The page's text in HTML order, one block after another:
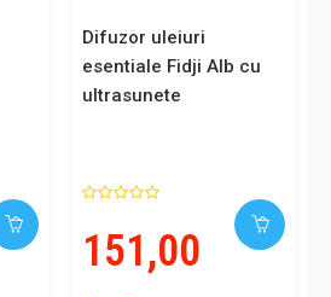
Difuzor uleiuri
esentiale Fidji Alb cu
ultrasunete
151,00